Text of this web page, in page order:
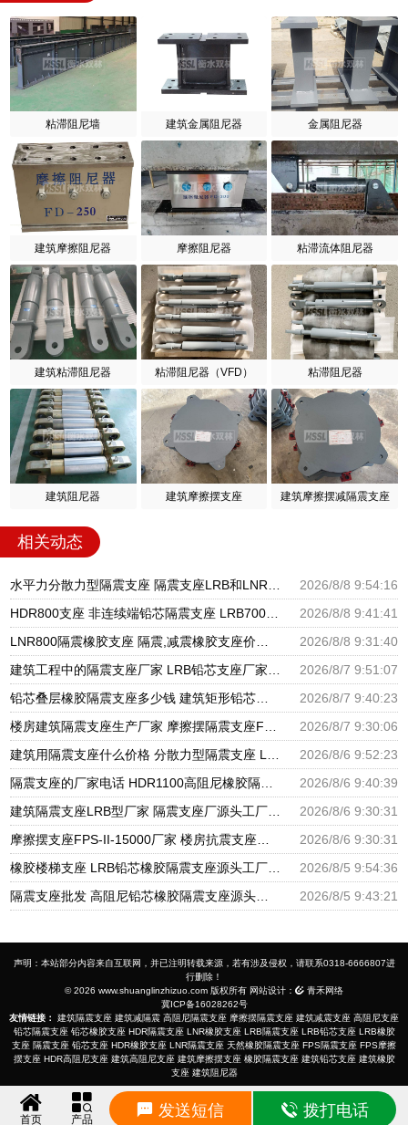
粘滞阻尼墙 建筑金属阻尼器 金属阻尼器
建筑摩擦阻尼器 摩擦阻尼器 粘滞流体阻尼器
建筑粘滞阻尼器 粘滞阻尼器（VFD） 粘滞阻尼器
建筑阻尼器 建筑摩擦摆支座 建筑摩擦摆减隔震支座
相关动态
2026/8/8 9:54:16
2026/8/8 9:41:41
2026/8/8 9:31:40
2026/8/7 9:51:07
2026/8/7 9:40:23
2026/8/7 9:30:06
2026/8/6 9:52:23
2026/8/6 9:40:39
2026/8/6 9:30:31
2026/8/6 9:30:31
2026/8/5 9:54:36
2026/8/5 9:43:21
首页 产品 发送短信 拨打电话
声明：本站部分内容来自互联网，并已注明转载来源，若有涉及侵权，请联系0318-6666807进
行删除！
© 2026 www.shuanglinzhizuo.com 版权所有 网站设计：
青禾网络
冀ICP备16028262号
友情链接：
建筑隔震支座 建筑减隔震 高阻尼隔震支座 摩擦摆隔震支座 建筑减震支座 高阻尼支座
铅芯隔震支座 铅芯橡胶支座 HDR隔震支座 LNR橡胶支座 LRB隔震支座 LRB铅芯支座 LRB橡胶
支座 隔震支座 铅芯支座 HDR橡胶支座 LNR隔震支座 天然橡胶隔震支座 FPS隔震支座 FPS摩擦
摆支座 HDR高阻尼支座 建筑高阻尼支座 建筑摩擦摆支座 橡胶隔震支座 建筑铅芯支座 建筑橡胶
支座 建筑阻尼器